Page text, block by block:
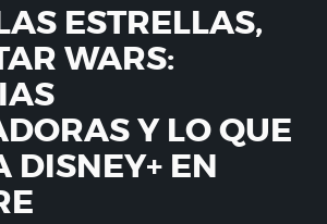
ESTRELLAS,
WARS:
Y LO QUE
DISNEY+ EN